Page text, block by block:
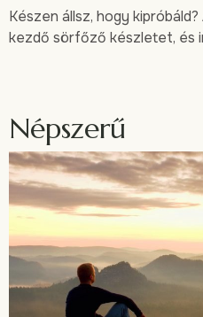
Készen állsz, hogy
kezdő sörfőző készletet, és
Népszerű